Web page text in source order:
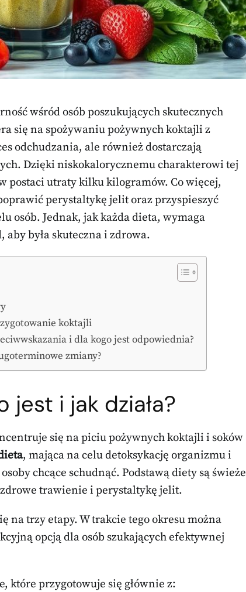
wśród osób poszukujących skutecznych
się na spożywaniu pożywnych koktajli z
odchudzania, ale również dostarczają
Dzięki niskokalorycznemu charakterowi tej
postaci utraty kilku kilogramów. Co więcej,
perystaltykę jelit oraz przyspieszyć
osób. Jednak, jak każda dieta, wymaga
aby była skuteczna i zdrowa.
koktajli
i dla kogo jest odpowiednia?
zmiany?
i jak działa?
się na piciu pożywnych koktajli i soków
, mająca na celu detoksykację organizmu i
chcące schudnąć. Podstawą diety są świeże
trawienie i perystaltykę jelit.
na trzy etapy. W trakcie tego okresu można
opcją dla osób szukających efektywnej
które przygotowuje się głównie z: